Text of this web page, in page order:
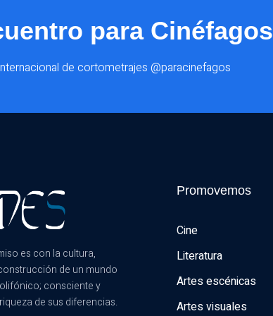
para Cinéfagos
de cortometrajes @paracinefagos
es con la cultura,
de un mundo
consciente y
de sus diferencias.
Promovemos
Cine
Literatura
Artes escénicas
Artes visuales